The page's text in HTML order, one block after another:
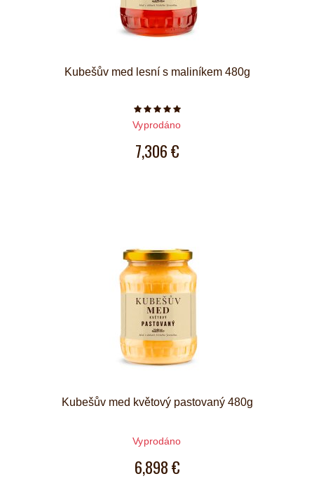
Kubešův med lesní s maliníkem 480g
Počet hvězdiček je 5 z 5
Vyprodáno
7,306 €
Kubešův med květový pastovaný 480g
Vyprodáno
6,898 €